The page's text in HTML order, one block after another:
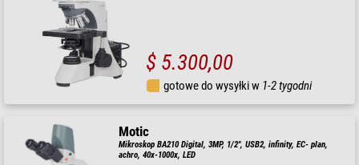
$ 5.300,00
gotowe do wysyłki w 1-2 tygodni
Motic
Mikroskop BA210 Digital, 3MP, 1/2", USB2, infinity, EC- plan,
achro, 40x-1000x, LED